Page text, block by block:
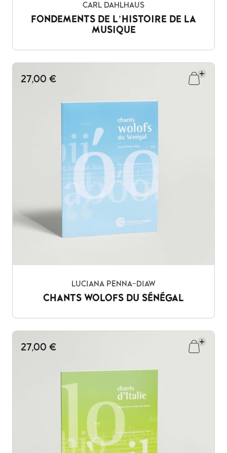
CARL DAHLHAUS
FONDEMENTS DE L’HISTOIRE DE LA
MUSIQUE
27,00 €
LUCIANA PENNA-DIAW
CHANTS WOLOFS DU SÉNÉGAL
27,00 €